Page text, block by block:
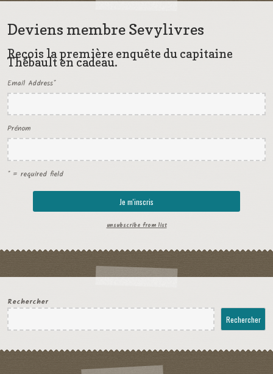
Deviens membre Sevylivres
Reçois la première enquête du capitaine
Thébault en cadeau.
Email Address*
Prénom
* = required field
unsubscribe from list
Rechercher
Rechercher